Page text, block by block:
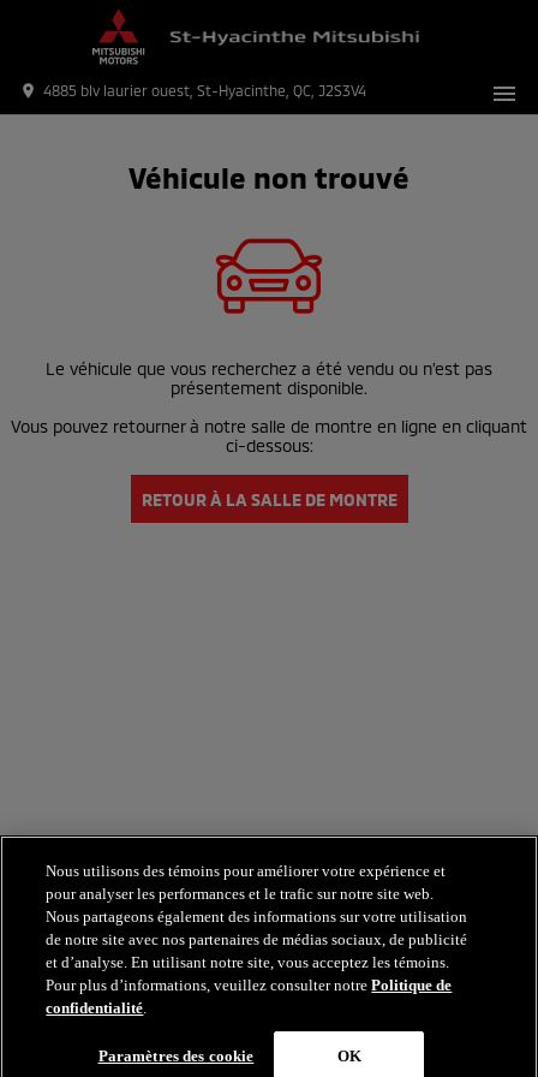
menu
place 4885 blv laurier ouest, St-Hyacinthe, QC, J2S3V4
Véhicule non trouvé
Le véhicule que vous recherchez a été vendu ou n’est pas
présentement disponible.
Vous pouvez retourner à notre salle de montre en ligne en cliquant
ci-dessous:
RETOUR À LA SALLE DE MONTRE
Nous utilisons des témoins pour améliorer votre expérience et
pour analyser les performances et le trafic sur notre site web.
Nous partageons également des informations sur votre utilisation
de notre site avec nos partenaires de médias sociaux, de publicité
et d’analyse. En utilisant notre site, vous acceptez les témoins.
Pour plus d’informations, veuillez consulter notrePolitique de
confidentialité.
Paramètres des cookie OK